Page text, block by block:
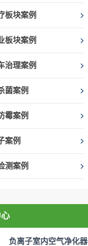
板块案例
板块案例
治理案例
菌案例
霉案例
案例
测案例
负离子室内空气净化器